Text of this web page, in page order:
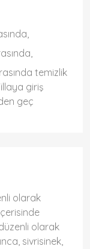
temizlik
giriş
geç
olarak
olarak
sivrisinek,